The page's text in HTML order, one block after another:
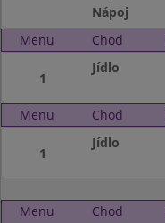
Nápoj
Menu
Chod
1
Jídlo
Menu Chod
1
Jídlo
Menu Chod